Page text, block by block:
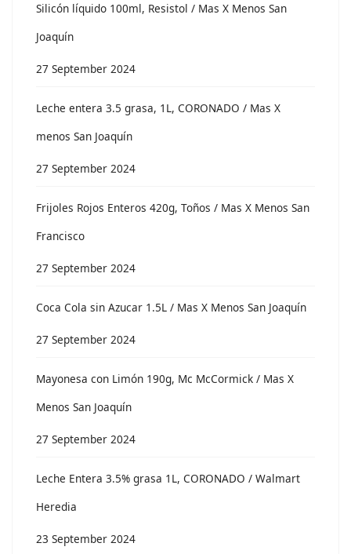
Silicón líquido 100ml, Resistol / Mas X Menos San
Joaquín
27 September 2024
Leche entera 3.5 grasa, 1L, CORONADO / Mas X
menos San Joaquín
27 September 2024
Frijoles Rojos Enteros 420g, Toños / Mas X Menos San
Francisco
27 September 2024
Coca Cola sin Azucar 1.5L / Mas X Menos San Joaquín
27 September 2024
Mayonesa con Limón 190g, Mc McCormick / Mas X
Menos San Joaquín
27 September 2024
Leche Entera 3.5% grasa 1L, CORONADO / Walmart
Heredia
23 September 2024